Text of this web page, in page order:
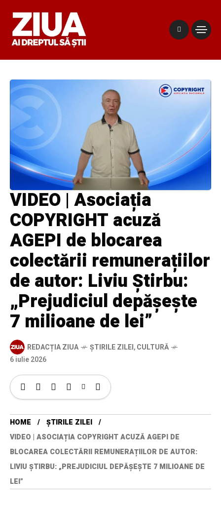
VIDEO | Asociația
COPYRIGHT acuză
AGEPI de blocarea
colectării remunerațiilor
de autor: Liviu Știrbu:
„Prejudiciul depășește
7 milioane de lei”
REDACȚIA ZIUA ȘTIRILE ZILEI,CULTURĂ
6 iulie 2026
HOME
ȘTIRILE ZILEI
VIDEO | ASOCIAȚIA COPYRIGHT ACUZĂ AGEPI DE
BLOCAREA COLECTĂRII REMUNERAȚIILOR DE AUTOR:
LIVIU ȘTIRBU: „PREJUDICIUL DEPĂȘEȘTE 7 MILIOANE DE
LEI”